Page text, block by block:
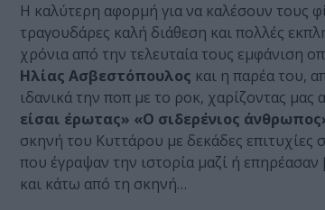
Η καλύτερη αφορμή για να καλέσουν τους
τραγουδάρες καλή διάθεση και πολλές
χρόνια από την τελευταία τους εμφάνιση
Ηλίας Ασβεστόπουλος και η παρέα του,
ιδανικά την ποπ με το ροκ, χαρίζοντας μας
είσαι έρωτας» «Ο σιδερένιος
σκηνή του Κυττάρου με δεκάδες επιτυχίες
που έγραψαν την ιστορία μαζί ή
και κάτω από τη σκηνή…